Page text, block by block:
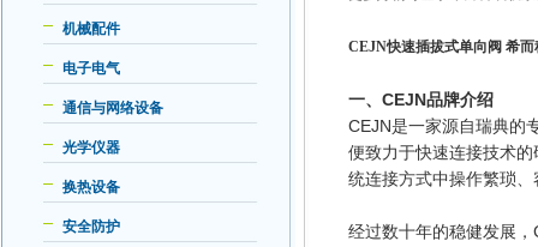
机械配件
电子电气
通信与网络设备
光学仪器
换热设备
安全防护
CEJN快速插拔式单向阀 希
一、CEJN品牌介绍
CEJN是一家源自瑞典的
便致力于快速连接技术
统连接方式中操作繁琐
经过数十年的稳健发展